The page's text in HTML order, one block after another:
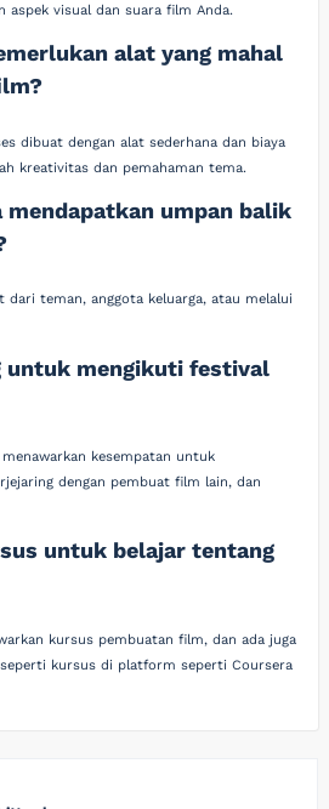
aspek visual dan suara film Anda.
alat yang mahal
dibuat dengan alat sederhana dan biaya
kreativitas dan pemahaman tema.
mendapatkan umpan balik
dari teman, anggota keluarga, atau melalui
untuk mengikuti festival
kesempatan untuk
dengan pembuat film lain, dan
untuk belajar tentang
kursus pembuatan film, dan ada juga
kursus di platform seperti Coursera